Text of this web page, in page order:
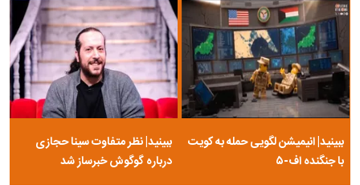
ببینید| انیمیشن لگویی حمله به کویت
با جنگنده اف-۵
ببینید| نظر متفاوت سینا حجازی
درباره گوگوش خبرساز شد